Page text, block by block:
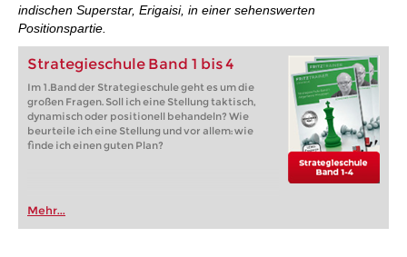
indischen Superstar, Erigaisi, in einer sehenswerten
Positionspartie.
Strategieschule Band 1 bis 4
Im 1.Band der Strategieschule geht es um die
großen Fragen. Soll ich eine Stellung taktisch,
dynamisch oder positionell behandeln? Wie
beurteile ich eine Stellung und vor allem: wie
finde ich einen guten Plan?
Mehr...